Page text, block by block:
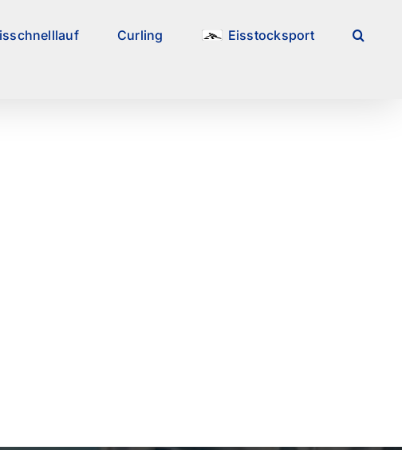
Curling Eisstocksport